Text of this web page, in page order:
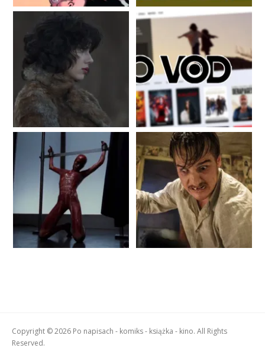
Copyright © 2026 Po napisach - komiks - książka - kino. All Rights
Reserved.